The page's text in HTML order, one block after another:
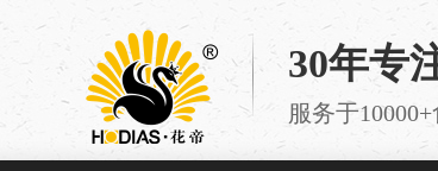
30年专
服务于